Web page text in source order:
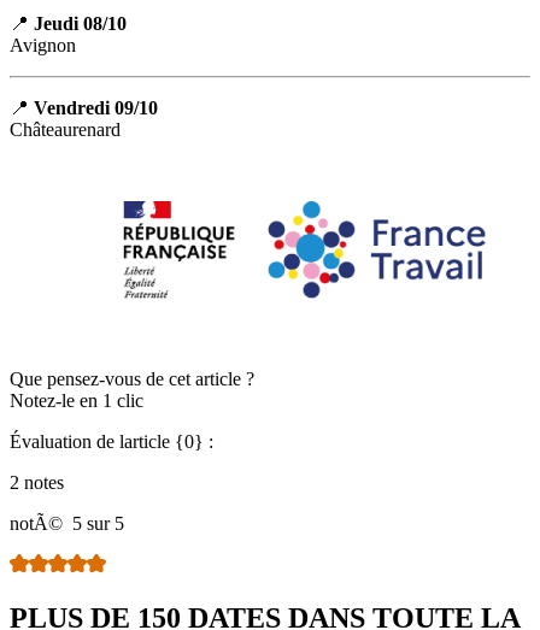
📍 Jeudi 08/10
Avignon
📍 Vendredi 09/10
Châteaurenard
Que pensez-vous de cet article ?
Notez-le en 1 clic
Évaluation de larticle {0} :
2 notes
notÃ© 5 sur 5
PLUS DE 150 DATES DANS TOUTE LA